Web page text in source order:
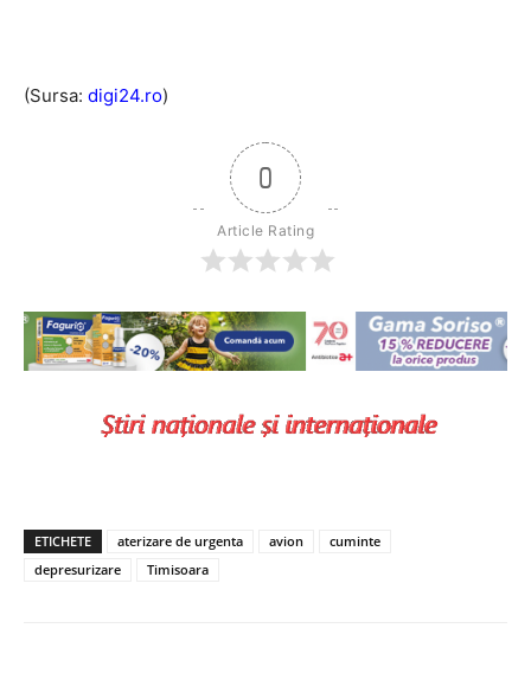
(Sursa: digi24.ro)
0
Article Rating
ETICHETE aterizare de urgenta avion
cuminte
depresurizare
Timisoara